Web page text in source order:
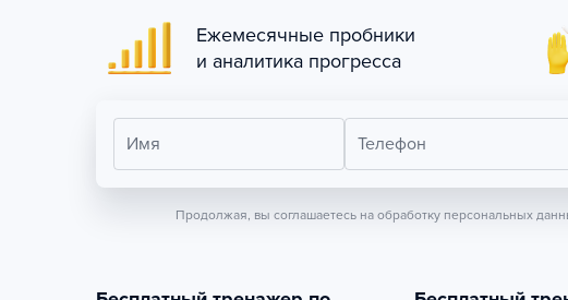
Ежемесячные пробники
и аналитика прогресса
Имя Телефон
Продолжая, вы соглашаетесь на обработку персональных